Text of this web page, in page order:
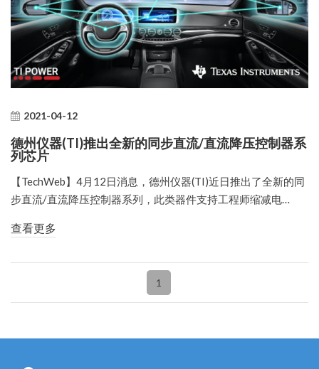
2021-04-12
德州仪器(TI)推出全新的同步直流/直流降压控制器系
列芯片
【TechWeb】4月12日消息，德州仪器(TI)近日推出了全新的同
步直流/直流降压控制器系列，此类器件支持工程师缩减电…
查看更多
1